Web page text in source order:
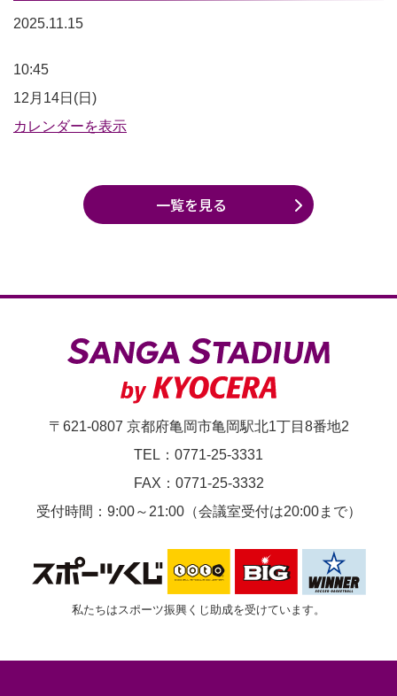
2025.11.15
皇
后
杯
日
準
10:45
12月14日(日)
カレンダーを表示
一覧を見る
〒621-0807 京都府亀岡市亀岡駅北1丁目8番地2
TEL：0771-25-3331
FAX：0771-25-3332
受付時間：9:00～21:00（会議室受付は20:00まで）
私たちはスポーツ振興くじ助成を受けています。